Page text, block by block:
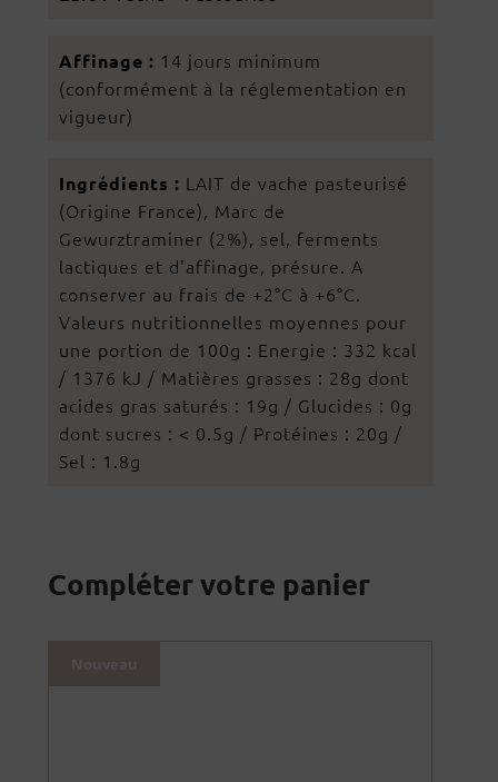
Affinage : 14 jours minimum
(conformément à la réglementation en
vigueur)
Ingrédients : LAIT de vache pasteurisé
(Origine France), Marc de
Gewurztraminer (2%), sel, ferments
lactiques et d'affinage, présure. A
conserver au frais de +2°C à +6°C.
Valeurs nutritionnelles moyennes pour
une portion de 100g : Energie : 332 kcal
/ 1376 kJ / Matières grasses : 28g dont
acides gras saturés : 19g / Glucides : 0g
dont sucres : < 0.5g / Protéines : 20g /
Sel : 1.8g
Compléter votre panier